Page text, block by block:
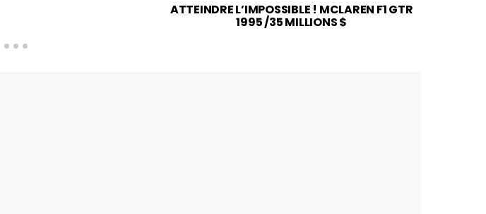
ATTEINDRE L’IMPOSSIBLE ! MCLAREN F1 GTR
1995 /35 MILLIONS $